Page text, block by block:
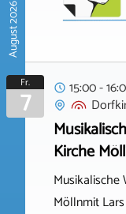
August 2026
Fr.
7
15:00 -
Kirche
Musikalische
Möllnmit